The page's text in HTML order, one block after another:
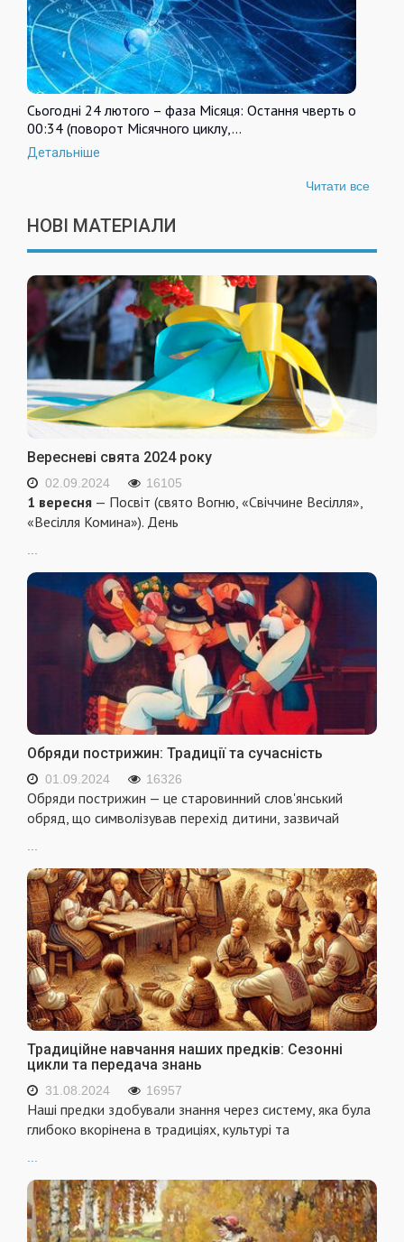
Сьогодні 24 лютого – фаза Місяця: Остання чверть о
00:34 (поворот Місячного циклу,…
Детальніше
Читати все
НОВІ МАТЕРІАЛИ
Вересневі свята 2024 року
02.09.2024 16105
1 вересня — Посвіт (свято Вогню, «Свіччине Весілля»,
«Весілля Комина»). День
Обряди пострижин: Традиції та сучасність
01.09.2024 16326
Обряди пострижин — це старовинний слов'янський
обряд, що символізував перехід дитини, зазвичай
Традиційне навчання наших предків: Сезонні
цикли та передача знань
31.08.2024 16957
Наші предки здобували знання через систему, яка була
глибоко вкорінена в традиціях, культурі та